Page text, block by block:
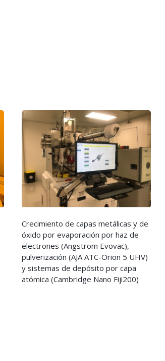
Crecimiento de capas metálicas y de
óxido por evaporación por haz de
electrones (Angstrom Evovac),
pulverización (AJA ATC-Orion 5 UHV)
y sistemas de depósito por capa
atómica (Cambridge Nano Fiji200)